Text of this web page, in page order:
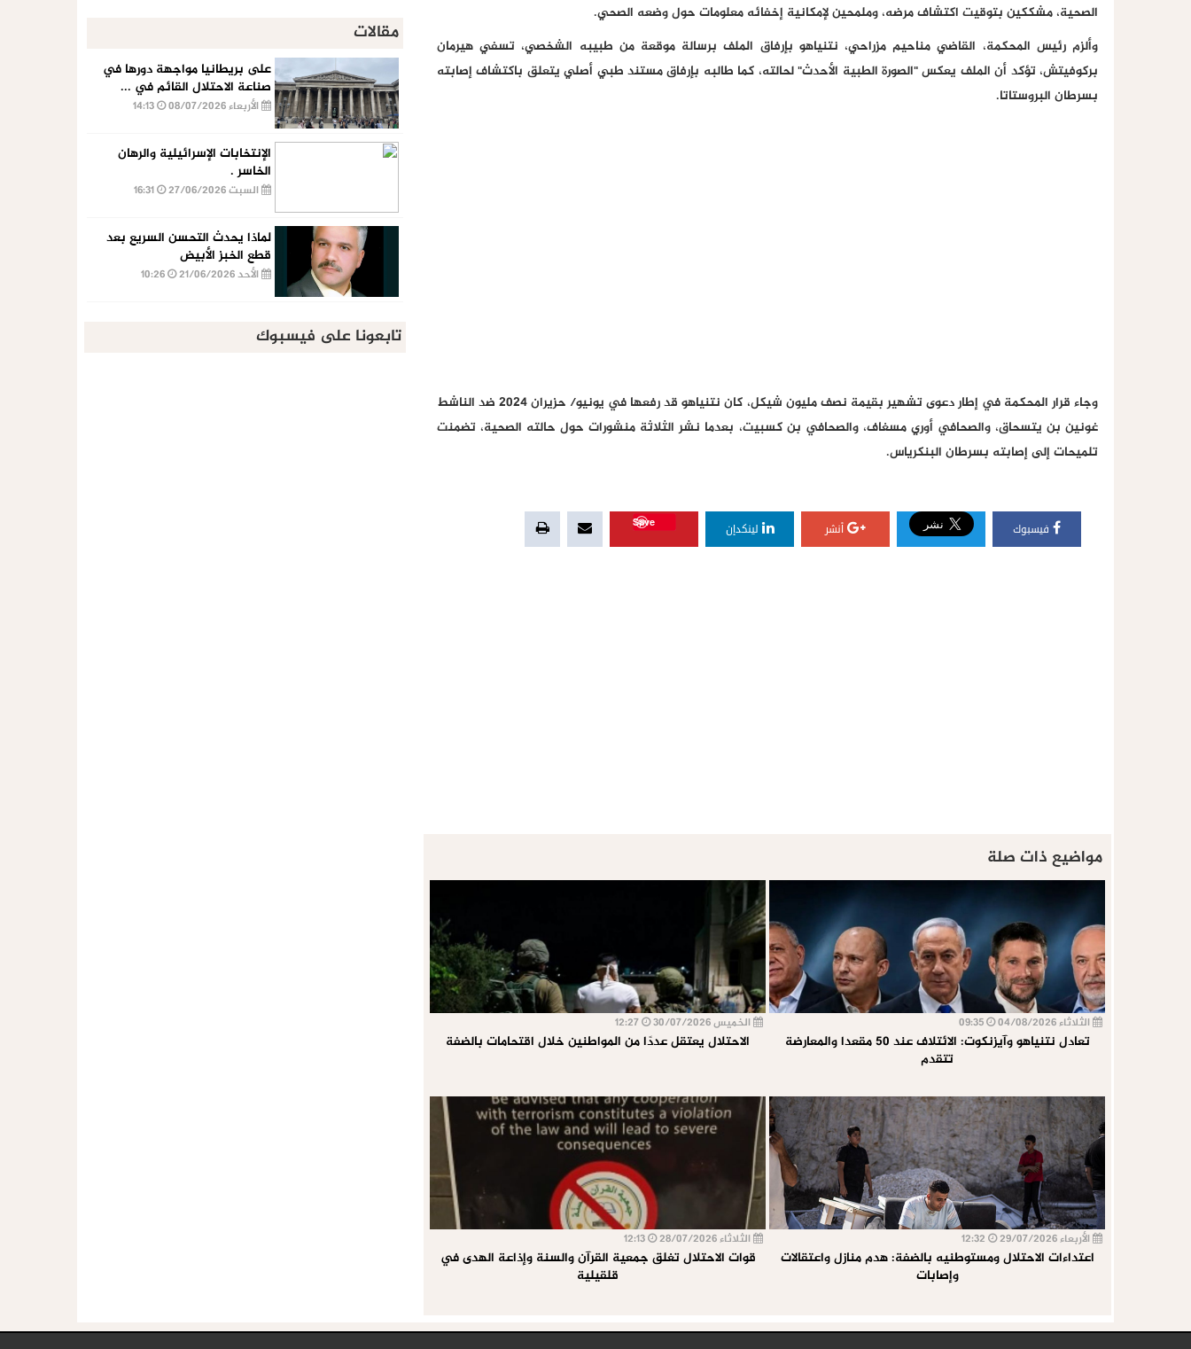
الصحية، مشككين بتوقيت اكتشاف مرضه، وملمحين لإمكانية إخفائه معلومات حول وضعه الصحي.
وألزم رئيس المحكمة، القاضي مناحيم مزراحي، نتنياهو بإرفاق الملف برسالة موقعة من طبيبه الشخصي، تسفي هيرمان
بركوفيتش، تؤكد أن الملف يعكس "الصورة الطبية الأحدث" لحالته، كما طالبه بإرفاق مستند طبي أصلي يتعلق باكتشاف إصابته
بسرطان البروستاتا.
وجاء قرار المحكمة في إطار دعوى تشهير بقيمة نصف مليون شيكل، كان نتنياهو قد رفعها في يونيو/ حزيران 2024 ضد الناشط
غونين بن يتسحاق، والصحافي أوري مسغاف، والصحافي بن كسبيت، بعدما نشر الثلاثة منشورات حول حالته الصحية، تضمنت
تلميحات إلى إصابته بسرطان البنكرياس.
فيسبوك أنشر لينكدإن
Save
مواضيع ذات صلة
الثلاثاء 04/08/2026
تعادل نتنياهو وآيزنكوت: الائتلاف عند 50 مقعدا والمعارضة
تتقدم
الخميس 30/07/2026
الاحتلال يعتقل عددًا من المواطنين خلال اقتحامات بالضفة
الأربعاء 29/07/2026
اعتداءات الاحتلال ومستوطنيه بالضفة: هدم منازل واعتقالات
وإصابات
الثلاثاء 28/07/2026
قوات الاحتلال تغلق جمعية القرآن والسنة وإذاعة الهدى في
قلقيلية
مقالات
على بريطانيا مواجهة دورها في
صناعة الاحتلال القائم في ...
الأربعاء 08/07/2026
الإنتخابات الإسرائيلية والرهان
الخاسر .
السبت 27/06/2026
لماذا يحدث التحسن السريع بعد
قطع الخبز الأبيض
الأحد 21/06/2026
تابعونا على فيسبوك